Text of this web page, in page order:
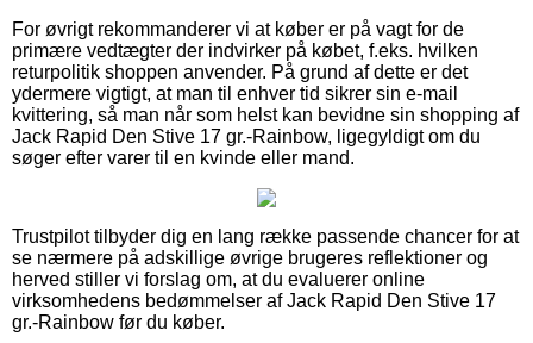
For øvrigt rekommanderer vi at køber er på vagt for de
primære vedtægter der indvirker på købet, f.eks. hvilken
returpolitik shoppen anvender. På grund af dette er det
ydermere vigtigt, at man til enhver tid sikrer sin e-mail
kvittering, så man når som helst kan bevidne sin shopping af
Jack Rapid Den Stive 17 gr.-Rainbow, ligegyldigt om du
søger efter varer til en kvinde eller mand.
Trustpilot tilbyder dig en lang række passende chancer for at
se nærmere på adskillige øvrige brugeres reflektioner og
herved stiller vi forslag om, at du evaluerer online
virksomhedens bedømmelser af Jack Rapid Den Stive 17
gr.-Rainbow før du køber.